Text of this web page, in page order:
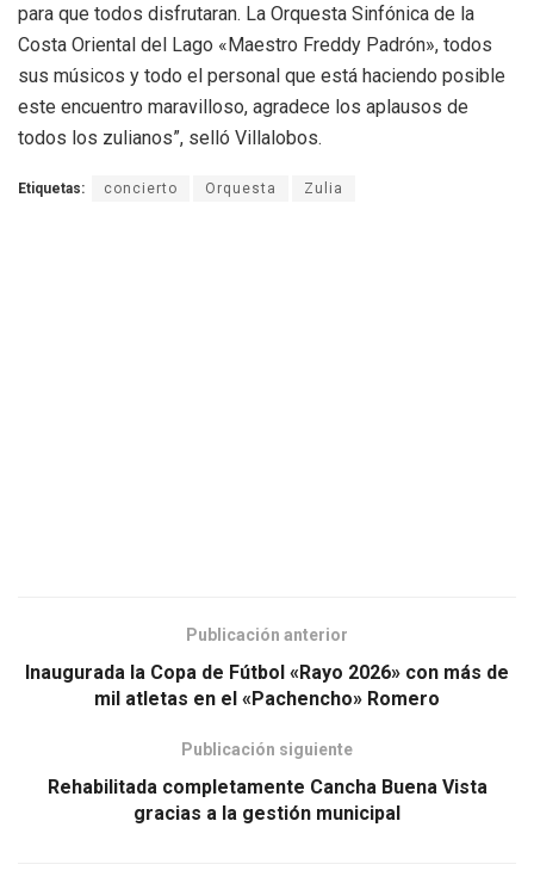
para que todos disfrutaran. La Orquesta Sinfónica de la
Costa Oriental del Lago «Maestro Freddy Padrón», todos
sus músicos y todo el personal que está haciendo posible
este encuentro maravilloso, agradece los aplausos de
todos los zulianos”, selló Villalobos.
Etiquetas: concierto Orquesta Zulia
Publicación anterior
Inaugurada la Copa de Fútbol «Rayo 2026» con más de
mil atletas en el «Pachencho» Romero
Publicación siguiente
‎Rehabilitada completamente Cancha Buena Vista
gracias a la gestión municipal